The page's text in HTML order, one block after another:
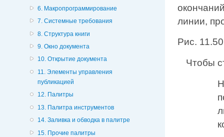
6. Макропрограммирование
7. Системные требования
8. Структура книги
9. Окно документа
10. Открытие документа
11. Элементы управления
публикацией
12. Палитры
13. Палитра инструментов
14. Заливка и обводка в палитре
15. Прочие палитры
линии,
Рис.
Чтобы